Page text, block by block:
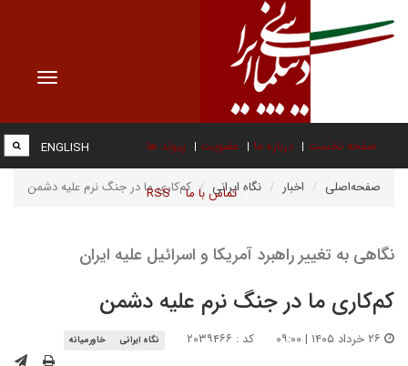
Toggle
صفحه نخست درباره ما عضویت پیوند ها
تماس با ما RSS
ENGLISH
صفحه‌اصلی اخبار نگاه ایرانی کم‌کاری ما در جنگ نرم علیه دشمن
نگاهی به تغییر راهبرد آمریکا و اسرائیل علیه ایران
کم‌کاری ما در جنگ نرم علیه دشمن
کد : ۲۰۳۹۴۶۶ نگاه ایرانی خاورمیانه